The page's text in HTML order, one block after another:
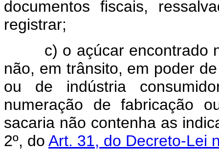
documentos fiscais,
registrar;
c) o açúcar encontrado
não, em trânsito, em poder
ou de indústria
numeração de fabricação
sacaria não contenha as
2º, do Art. 31, do Decreto-Lei